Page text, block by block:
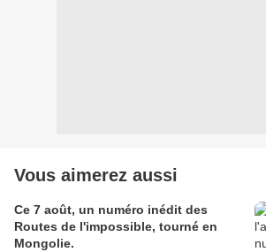
Vous aimerez aussi
Ce 7 août, un numéro inédit des
Routes de l'impossible, tourné en
Mongolie.